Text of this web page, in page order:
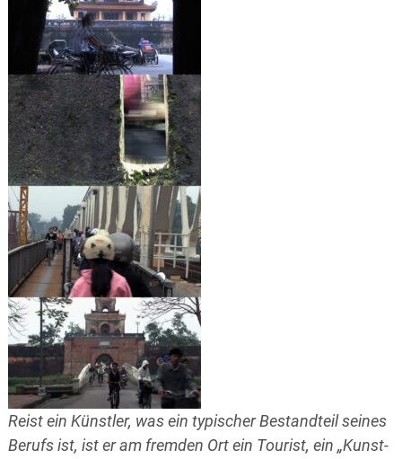
Reist ein Künstler, was ein typischer Bestandteil seines
Berufs ist, ist er am fremden Ort ein Tourist, ein „Kunst-